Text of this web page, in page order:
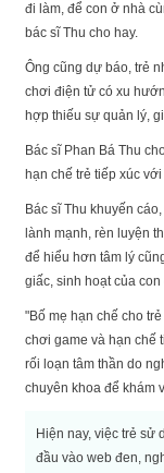
đi làm, để con ở nhà
bác sĩ Thu cho hay.
Ông cũng dự báo, trẻ
chơi điện tử có xu
hợp thiếu sự quản lý,
Bác sĩ Phan Bá Thu
hạn chế trẻ tiếp xúc
Bác sĩ Thu khuyến
lành mạnh, rèn luyện
để hiểu hơn tâm lý
giấc, sinh hoạt của con
"Bố mẹ hạn chế cho
chơi game và hạn chế
rối loạn tâm thần do
chuyên khoa để khám
Hiện nay, việc trẻ sử
đầu vào web đen,